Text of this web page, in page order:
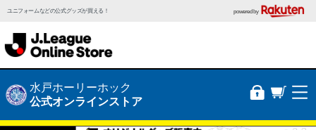
ユニフォームなどの公式グッズが買える！ powered by
水戸ホーリーホック
公式オンラインストア